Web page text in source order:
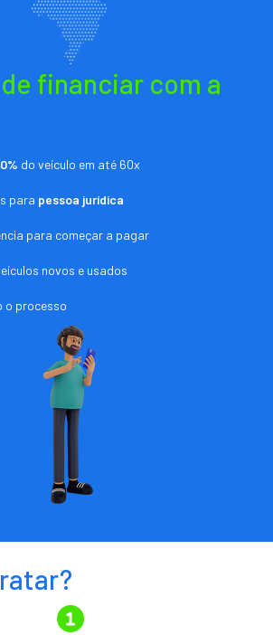
financiar com a
do veículo em até 60x
para pessoa jurídica
para começar a pagar
novos e usados
o processo